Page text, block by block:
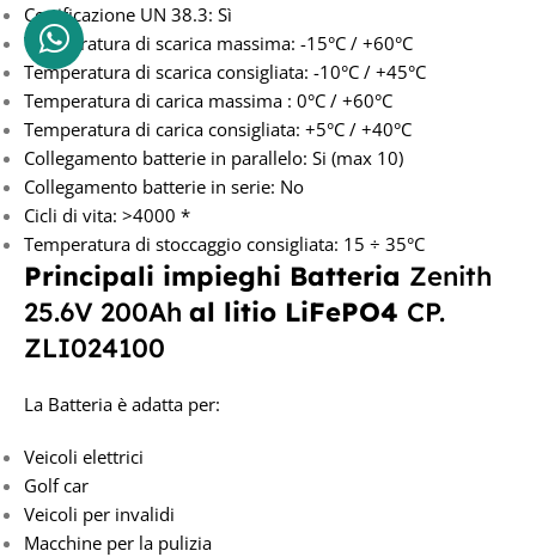
Certificazione UN 38.3: Sì
Temperatura di scarica massima: -15°C / +60°C
Temperatura di scarica consigliata: -10°C / +45°C
Temperatura di carica massima : 0°C / +60°C
Temperatura di carica consigliata: +5°C / +40°C
Collegamento batterie in parallelo: Si (max 10)
Collegamento batterie in serie: No
Cicli di vita: >4000 *
Temperatura di stoccaggio consigliata: 15 ÷ 35°C
Principali impieghi Batteria Zenith
25.6V 200Ah al litio LiFePO4 CP.
ZLI024100
La Batteria è adatta per:
Veicoli elettrici
Golf car
Veicoli per invalidi
Macchine per la pulizia